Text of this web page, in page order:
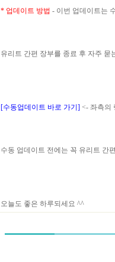
* 업데이트 방법 - 이번 업데이트는
유리트 간편 장부를 종료 후 자주
[수동업데이트 바로 가기] <- 좌측의
수동 업데이트 전에는 꼭 유리트 간
오늘도 좋은 하루되세요 ^^